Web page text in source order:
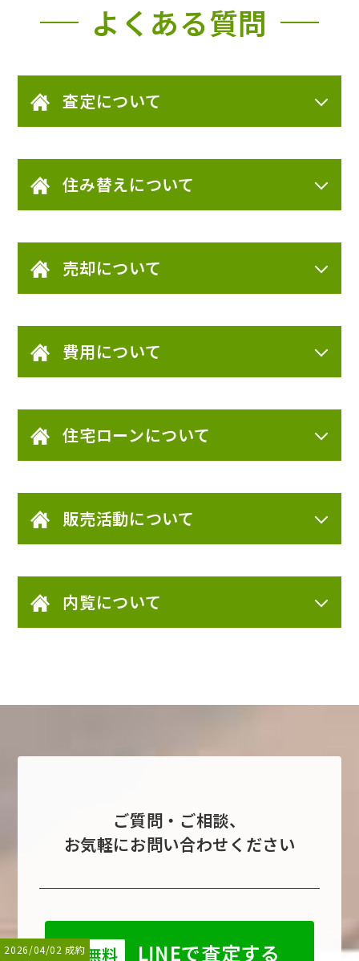
2026/07/28 成約
2026/6/30 成約
2026/6/6 成約
2026/4/27 成約
2026/4/17 成約
2026/04/02 成約
よくある質問
査定について
住み替えについて
売却について
費用について
住宅ローンについて
販売活動について
内覧について
ご質問・ご相談、
お気軽にお問い合わせください
無料 LINEで査定する